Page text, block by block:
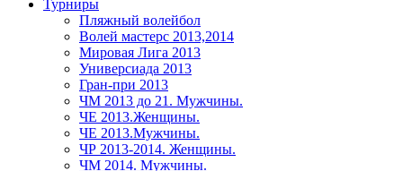
Турниры
Пляжный волейбол
Волей мастерс 2013,2014
Мировая Лига 2013
Универсиада 2013
Гран-при 2013
ЧМ 2013 до 21. Мужчины.
ЧЕ 2013.Женщины.
ЧЕ 2013.Мужчины.
ЧР 2013-2014. Женщины.
ЧМ 2014. Мужчины.